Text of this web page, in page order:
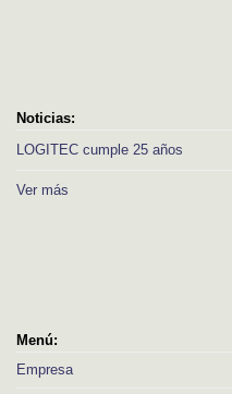
Noticias:
LOGITEC cumple 25 años
Ver más
Menú:
Empresa